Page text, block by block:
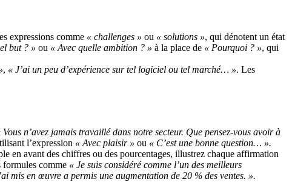
expressions comme « challenges » ou « solutions », qui dénotent un état
but ? » ou « Avec quelle ambition ? » à la place de « Pourquoi ? », qui
, « J’ai un peu d’expérience sur tel logiciel ou tel marché… ». Les
Vous n’avez jamais travaillé dans notre secteur. Que pensez-vous avoir à
l’expression « Avec plaisir » ou « C’est une bonne question… ».
en avant des chiffres ou des pourcentages, illustrez chaque affirmation
formules comme « Je suis considéré comme l’un des meilleurs
mis en œuvre a permis une augmentation de 20 % des ventes. ».